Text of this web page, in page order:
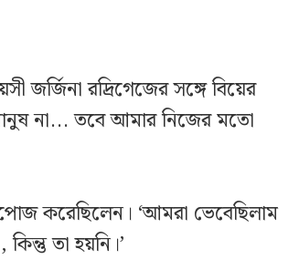
জর্জিনা রদ্রিগেজের সঙ্গে বিয়ের
না... তবে আমার নিজের মতো
করেছিলেন। ‘আমরা ভেবেছিলাম
তা হয়নি।’